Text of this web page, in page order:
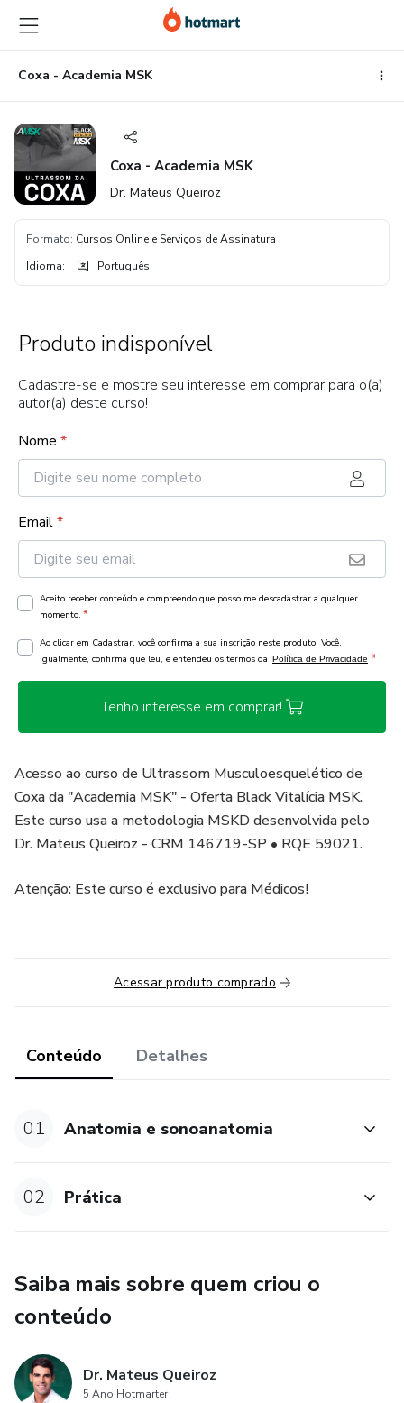
para
o
conteúdo
principal
para
o
pagamento
para
o
rodapéCoxa - Academia MSK
Coxa - Academia MSK
Dr. Mateus Queiroz
Formato: Cursos Online e Serviços de Assinatura
Idioma: Português
Produto indisponível
Cadastre-se e mostre seu interesse em comprar para o(a)
autor(a) deste curso!
Nome *
Email*
Aceito receber conteúdo e compreendo que posso me descadastrar a qualquer
momento. *
Ao clicar em Cadastrar, você confirma a sua inscrição neste produto. Você,
igualmente, confirma que leu, e entendeu os termos da Política de Privacidade *
Tenho interesse em comprar!
Acesso ao curso de Ultrassom Musculoesquelético de
Coxa da "Academia MSK" - Oferta Black Vitalícia MSK.
Este curso usa a metodologia MSKD desenvolvida pelo
Dr. Mateus Queiroz - CRM 146719-SP • RQE 59021.
Atenção: Este curso é exclusivo para Médicos!
Acessar produto comprado
Conteúdo Detalhes
01 Anatomia e sonoanatomia
02 Prática
Saiba mais sobre quem criou o
conteúdo
Dr. Mateus Queiroz
5 Ano Hotmarter